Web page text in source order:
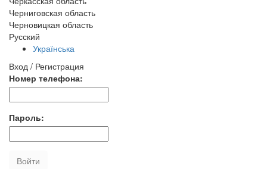
Черниговская область
Черновицкая область
Русский
Українська
Вход / Регистрация
Номер телефона:
Пароль:
Войти